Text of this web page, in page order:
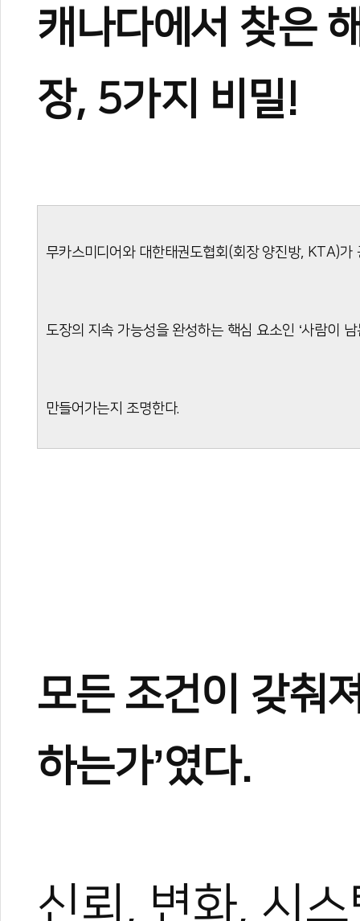
캐나다에서 찾은
장, 5가지 비밀!
무카스미디어와 대한태권도협회(회장 양진방, KTA)가
도장의 지속 가능성을 완성하는 핵심 요소인 ‘사람이
만들어가는지 조명한다.
모든 조건이 갖춰
하는가’였다.
신뢰, 변화, 시